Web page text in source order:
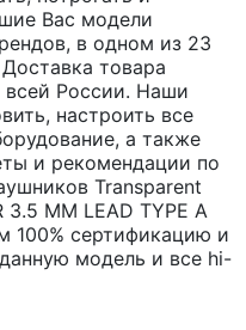
Вас модели
в одном из 23
товара
всей России. Наши
настроить все
а также
и рекомендации по
Transparent
3.5 MM LEAD TYPE A
100% сертификацию и
модель и все hi-